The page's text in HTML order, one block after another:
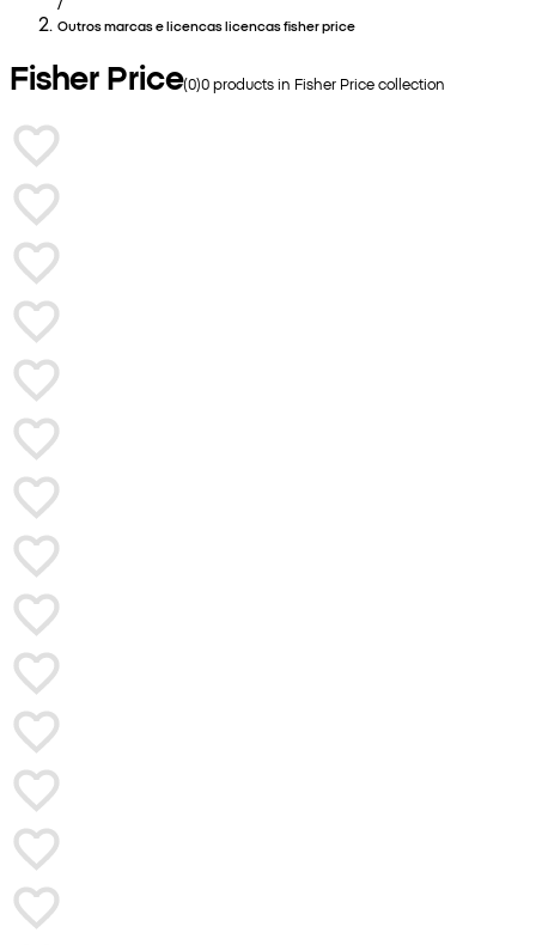
Outros marcas e licencas licencas fisher price
Fisher Price(0)0products in Fisher Pricecollection